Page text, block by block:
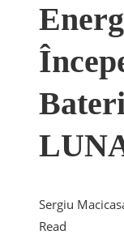
Sergiu
Read